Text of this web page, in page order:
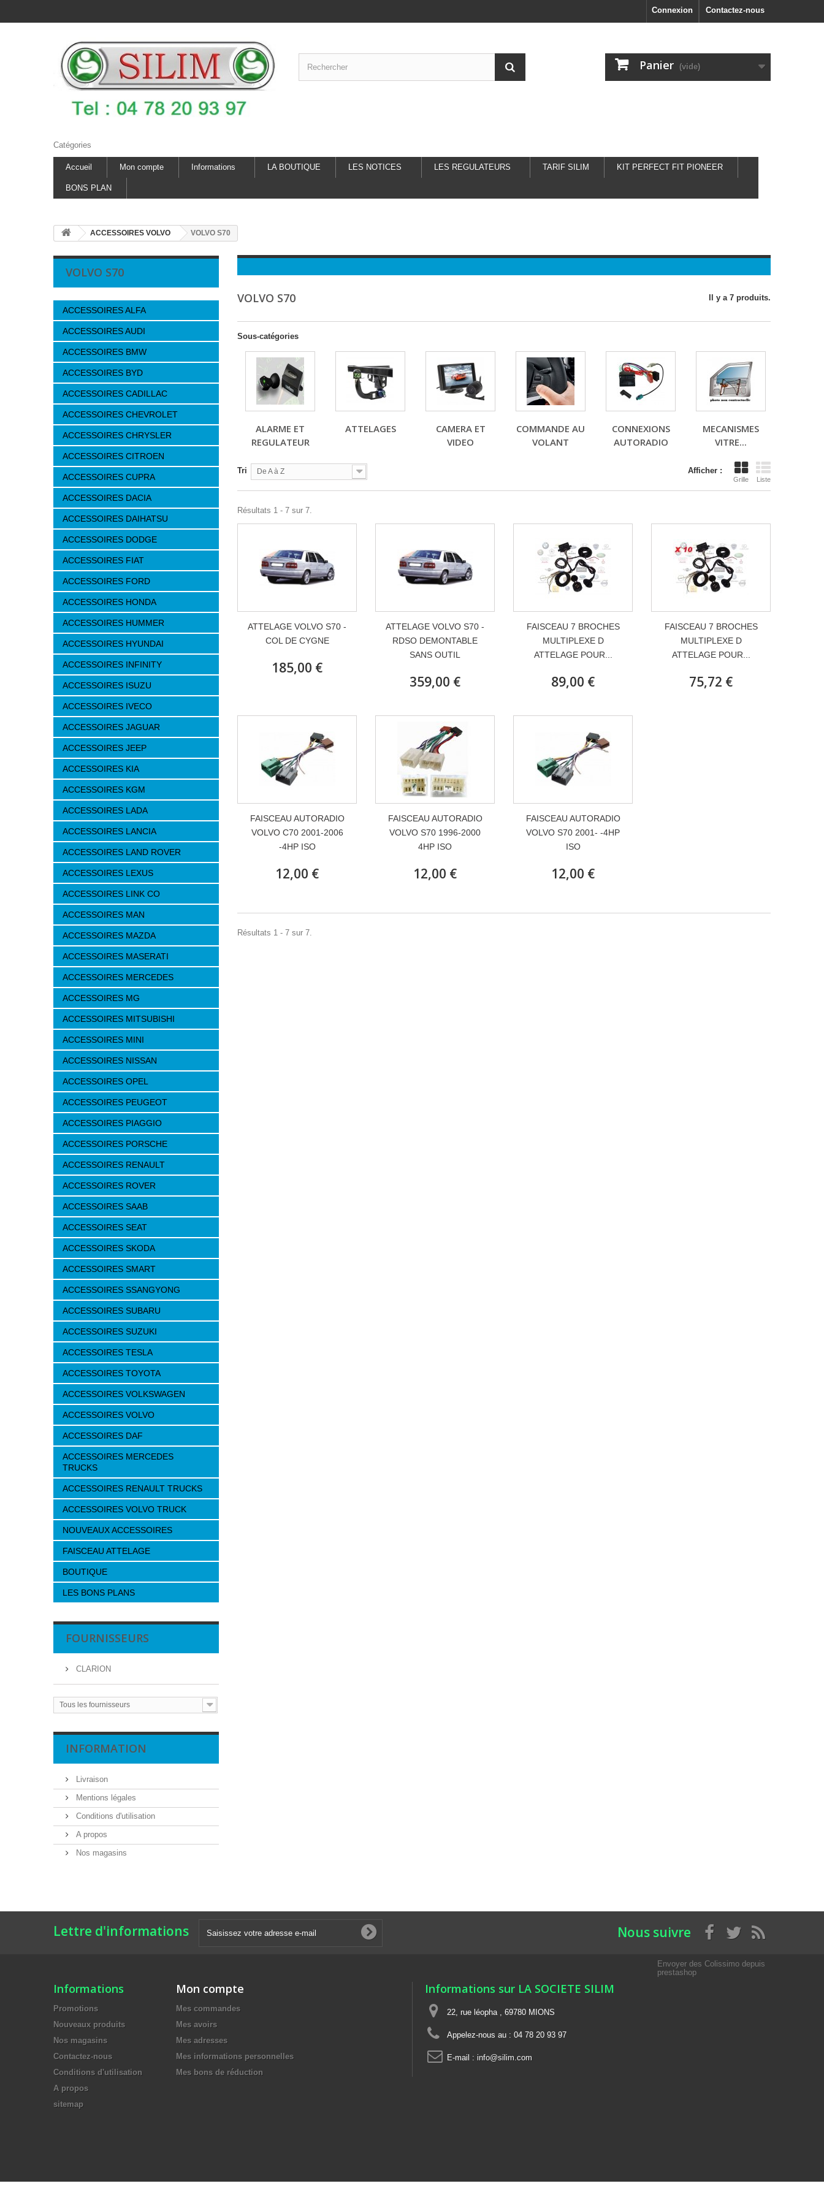
Contactez-nous
Connexion
Panier (vide)
Catégories
Accueil Mon compte Informations LA BOUTIQUE LES NOTICES LES REGULATEURS TARIF SILIM KIT PERFECT FIT PIONEER
BONS PLAN
ACCESSOIRES VOLVO VOLVO S70
VOLVO S70
ACCESSOIRES ALFA
ACCESSOIRES AUDI
ACCESSOIRES BMW
ACCESSOIRES BYD
ACCESSOIRES CADILLAC
ACCESSOIRES CHEVROLET
ACCESSOIRES CHRYSLER
ACCESSOIRES CITROEN
ACCESSOIRES CUPRA
ACCESSOIRES DACIA
ACCESSOIRES DAIHATSU
ACCESSOIRES DODGE
ACCESSOIRES FIAT
ACCESSOIRES FORD
ACCESSOIRES HONDA
ACCESSOIRES HUMMER
ACCESSOIRES HYUNDAI
ACCESSOIRES INFINITY
ACCESSOIRES ISUZU
ACCESSOIRES IVECO
ACCESSOIRES JAGUAR
ACCESSOIRES JEEP
ACCESSOIRES KIA
ACCESSOIRES KGM
ACCESSOIRES LADA
ACCESSOIRES LANCIA
ACCESSOIRES LAND ROVER
ACCESSOIRES LEXUS
ACCESSOIRES LINK CO
ACCESSOIRES MAN
ACCESSOIRES MAZDA
ACCESSOIRES MASERATI
ACCESSOIRES MERCEDES
ACCESSOIRES MG
ACCESSOIRES MITSUBISHI
ACCESSOIRES MINI
ACCESSOIRES NISSAN
ACCESSOIRES OPEL
ACCESSOIRES PEUGEOT
ACCESSOIRES PIAGGIO
ACCESSOIRES PORSCHE
ACCESSOIRES RENAULT
ACCESSOIRES ROVER
ACCESSOIRES SAAB
ACCESSOIRES SEAT
ACCESSOIRES SKODA
ACCESSOIRES SMART
ACCESSOIRES SSANGYONG
ACCESSOIRES SUBARU
ACCESSOIRES SUZUKI
ACCESSOIRES TESLA
ACCESSOIRES TOYOTA
ACCESSOIRES VOLKSWAGEN
ACCESSOIRES VOLVO
ACCESSOIRES DAF
ACCESSOIRES MERCEDES
TRUCKS
ACCESSOIRES RENAULT TRUCKS
ACCESSOIRES VOLVO TRUCK
NOUVEAUX ACCESSOIRES
FAISCEAU ATTELAGE
BOUTIQUE
LES BONS PLANS
FOURNISSEURS
CLARION
Tous les fournisseurs
INFORMATION
Livraison
Mentions légales
Conditions d'utilisation
A propos
Nos magasins
VOLVO S70 Il y a 7 produits.
Sous-catégories
ALARME ET
REGULATEUR
ATTELAGES
CAMERA ET
VIDEO
COMMANDE AU
VOLANT
CONNEXIONS
AUTORADIO
MECANISMES
VITRE...
Afficher :
Grille Liste
Tri De A à Z
Résultats 1 - 7 sur 7.
ATTELAGE VOLVO S70 -
COL DE CYGNE
185,00 €
ATTELAGE VOLVO S70 -
RDSO DEMONTABLE
SANS OUTIL
359,00 €
FAISCEAU 7 BROCHES
MULTIPLEXE D
ATTELAGE POUR...
89,00 €
FAISCEAU 7 BROCHES
MULTIPLEXE D
ATTELAGE POUR...
75,72 €
FAISCEAU AUTORADIO
VOLVO C70 2001-2006
-4HP ISO
12,00 €
FAISCEAU AUTORADIO
VOLVO S70 1996-2000
4HP ISO
12,00 €
FAISCEAU AUTORADIO
VOLVO S70 2001- -4HP
ISO
12,00 €
Résultats 1 - 7 sur 7.
Lettre d'informations Nous suivre
Informations
Promotions
Nouveaux produits
Nos magasins
Contactez-nous
Conditions d'utilisation
A propos
sitemap
Mon compte
Mes commandes
Mes avoirs
Mes adresses
Mes informations personnelles
Mes bons de réduction
Informations sur LA SOCIETE SILIM
22, rue léopha , 69780 MIONS
Appelez-nous au : 04 78 20 93 97
E-mail : info@silim.com
Envoyer des Colissimo depuis
prestashop